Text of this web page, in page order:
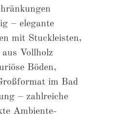
– elegante
mit Stuckleisten,
Vollholz
Böden,
im Bad
– zahlreiche
Ambiente-